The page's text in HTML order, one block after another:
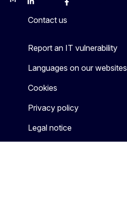
MastodonLinkedInBlueskyFacebook
Contact us
Report an IT vulnerability
Languages on our websites
Cookies
Privacy policy
Legal notice